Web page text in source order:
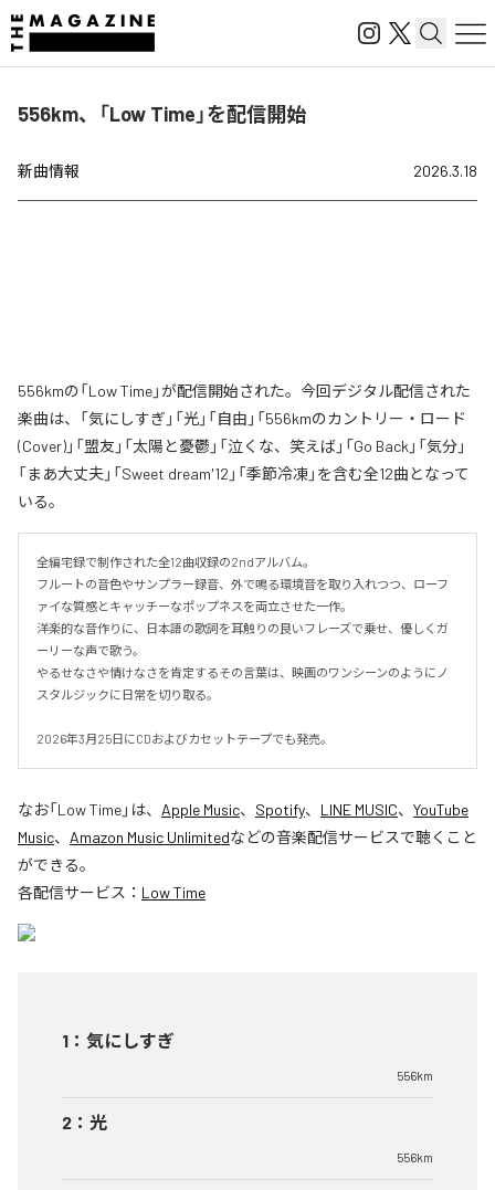
556km、「Low Time」を配信開始
新曲情報 2026.3.18
556kmの「Low Time」が配信開始された。今回デジタル配信された
楽曲は、「気にしすぎ」「光」「自由」「556kmのカントリー・ロード
(Cover)」「盟友」「太陽と憂鬱」「泣くな、笑えば」「Go Back」「気分」
「まあ大丈夫」「Sweet dream'12」「季節冷凍」を含む全12曲となって
いる。
全編宅録で制作された全12曲収録の2ndアルバム。
フルートの音色やサンプラー録音、外で鳴る環境音を取り入れつつ、ローフ
ァイな質感とキャッチーなポップネスを両立させた一作。
洋楽的な音作りに、日本語の歌詞を耳触りの良いフレーズで乗せ、優しくガ
ーリーな声で歌う。
やるせなさや情けなさを肯定するその言葉は、映画のワンシーンのようにノ
スタルジックに日常を切り取る。
2026年3月25日にCDおよびカセットテープでも発売。
なお「Low Time」は、 Apple Music、 Spotify、 LINE MUSIC、 YouTube
Music、 Amazon Music Unlimitedなどの音楽配信サービスで聴くこと
ができる。
各配信サービス： Low Time
1 ： 気にしすぎ
556km
2 ： 光
556km